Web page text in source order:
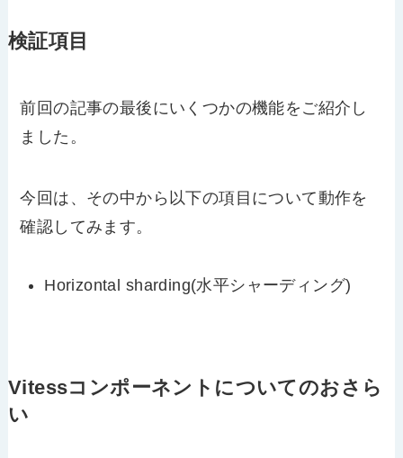
検証項目
前回の記事の最後にいくつかの機能をご紹介し
ました。
今回は、その中から以下の項目について動作を
確認してみます。
Horizontal sharding(水平シャーディング)
Vitessコンポーネントについてのおさら
い